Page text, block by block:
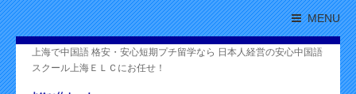
MENU
上海で中国語 格安・安心短期プチ留学なら 日本人経営の安心中国語
スクール上海ＥＬＣにお任せ！